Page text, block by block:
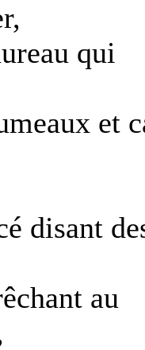
qui
et
disant
au